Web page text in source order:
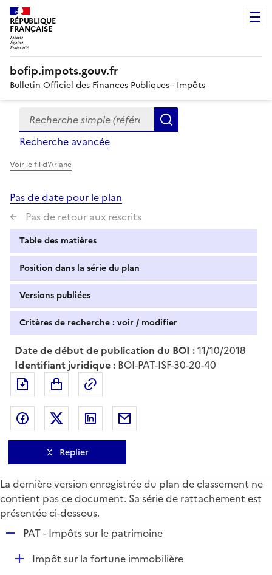
RÉPUBLIQUE
FRANÇAISE
bofip.impots.gouv.fr
Bulletin Officiel des Finances Publiques - Impôts
Formulaire
de
recherche
Recherche simple (références, mots clés, partie du
Recherche avancée
Voir le fil d'Ariane
Pas de date pour le plan
Pas de retour aux rescrits
Table des matières
Position dans la série du plan
Versions publiées
Critères de recherche : voir / modifier
Date de début de publication du BOI :11/10/2018
Identifiant juridique : BOI-PAT-ISF-30-20-40
Exporter le document au format pdf
Partager sur Facebook
Partager sur Twitter
Partager sur LinkedIn
Replier
La dernière version enregistrée du plan de classement ne
contient pas ce document. Sa série de rattachement est
présentée ci-dessous.
p
PAT - Impôts sur le patrimoine
DImpôt sur la fortune immobilière